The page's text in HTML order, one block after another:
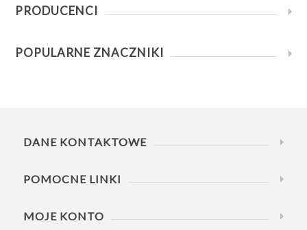
PRODUCENCI
POPULARNE ZNACZNIKI
DANE KONTAKTOWE
POMOCNE LINKI
MOJE KONTO